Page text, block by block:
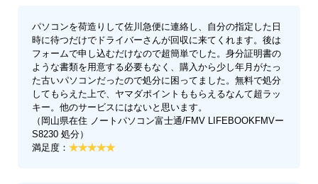
パソコンを荷造りして佐川急便に連絡し、自分の指定した日
時に待つだけでドライバーさんが回収に来てくれます。後は
フォームで申し込むだけなので超簡単でした。身分証明書の
ような書類を用意する必要もなく、購入から少し年月がたっ
た古いパソコンだったので処分に困ってました。無料で処分
してもらえた上で、ヤマダポイントももらえるなんて超ラッ
キー。他のサービスにはないと思います。
（岡山県在住 ノートパソコン富士通/FMV LIFEBOOKFMVー
S8230 処分）
満足度：